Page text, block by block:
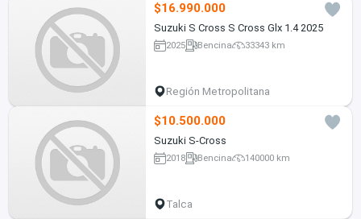
$16.990.000
Suzuki S Cross S Cross Glx 1.4 2025
2025 Bencina 33343 km
Región Metropolitana
$10.500.000
Suzuki S-Cross
2018 Bencina 140000 km
Talca